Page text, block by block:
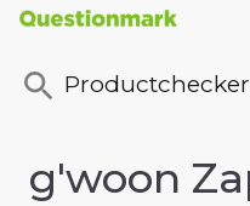
Productchecker
g'woon